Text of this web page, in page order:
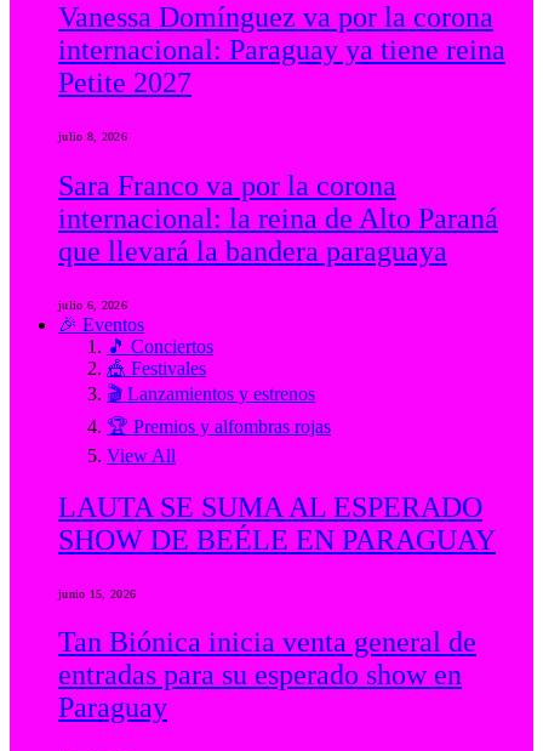
Vanessa Domínguez va por la corona
internacional: Paraguay ya tiene reina
Petite 2027
julio 8, 2026
Sara Franco va por la corona
internacional: la reina de Alto Paraná
que llevará la bandera paraguaya
julio 6, 2026
🎉 Eventos
🎵 Conciertos
🎪 Festivales
🎬 Lanzamientos y estrenos
🏆 Premios y alfombras rojas
View All
LAUTA SE SUMA AL ESPERADO
SHOW DE BEÉLE EN PARAGUAY
junio 15, 2026
Tan Biónica inicia venta general de
entradas para su esperado show en
Paraguay